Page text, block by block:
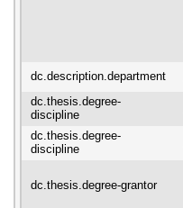
dc.description.department
dc.thesis.degree-
discipline
dc.thesis.degree-
discipline
dc.thesis.degree-grantor